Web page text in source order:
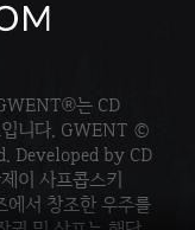
는 CD
니다. GWENT ©
Developed by CD
이 사프콥스키
서 창조한 우주를